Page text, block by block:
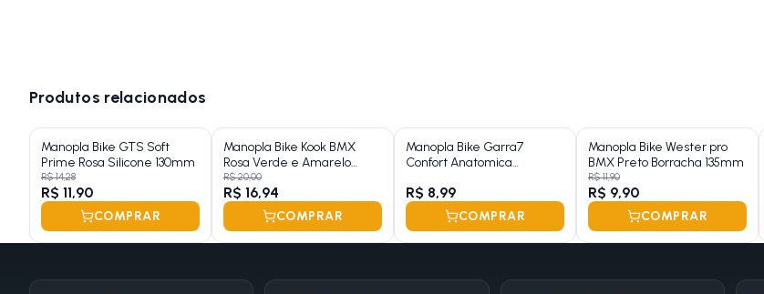
Produtos relacionados
Manopla Bike GTS Soft
Prime Rosa Silicone 130mm
R$ 14,28
R$ 11,90
COMPRAR
Manopla Bike Kook BMX
Rosa Verde e Amarelo
165mm
R$ 20,00
R$ 16,94
COMPRAR
Manopla Bike Garra7
Confort Anatomica
R$ 8,99
COMPRAR
Manopla Bike Wester pro
BMX Preto Borracha 135mm
R$ 11,90
R$ 9,90
COMPRAR